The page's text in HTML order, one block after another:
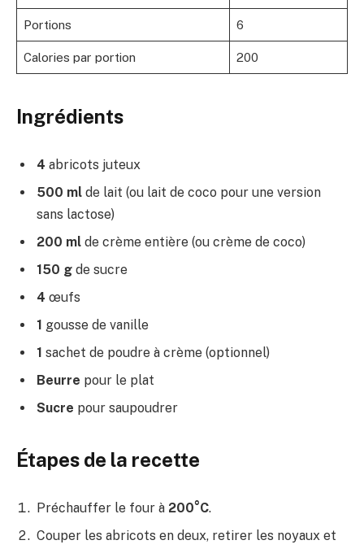
Portions 6
Calories par portion 200
Ingrédients
4 abricots juteux
500 ml de lait (ou lait de coco pour une version
sans lactose)
200 ml de crème entière (ou crème de coco)
150 g de sucre
4 œufs
1 gousse de vanille
1 sachet de poudre à crème (optionnel)
Beurre pour le plat
Sucre pour saupoudrer
Étapes de la recette
Préchauffer le four à 200°C.
Couper les abricots en deux, retirer les noyaux et